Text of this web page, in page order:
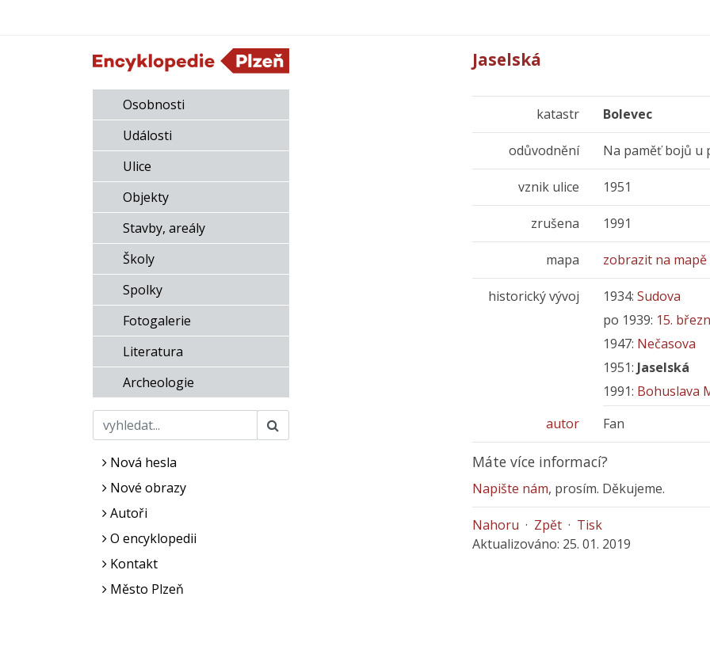
Osobnosti
Události
Ulice
Objekty
Stavby, areály
Školy
Spolky
Fotogalerie
Literatura
Archeologie
Nová hesla
Nové obrazy
Autoři
O encyklopedii
Kontakt
Město Plzeň
Jaselská
katastr Bolevec
odůvodnění Na paměť bojů u
vznik ulice 1951
zrušena 1991
mapa zobrazit na mapě
historický vývoj 1934:Sudova
po 1939: 15.
1947: Nečasova
1951: Jaselská
1991: Bohuslava
autor
Fan
Máte více informací?
Napište nám, prosím. Děkujeme.
Nahoru · Zpět · Tisk
Aktualizováno: 25. 01. 2019